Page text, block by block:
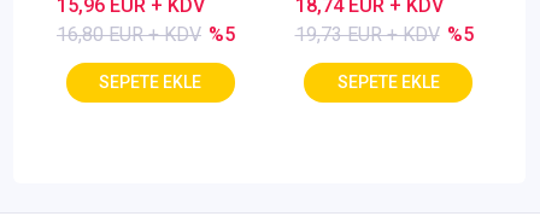
16,80 EUR + KDV %5
15,96 EUR + KDV
19,73 EUR + KDV %5
18,74 EUR + KDV